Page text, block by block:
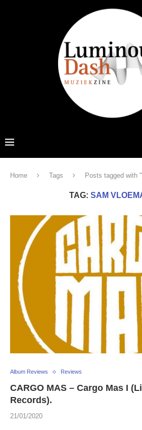
Home Tags Posts tagged with
TAG: SAM
Album Reviews Reviews
CARGO MAS – Cargo Mas I
Records).
21/01/2020